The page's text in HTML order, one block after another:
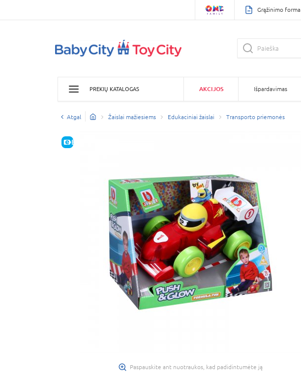
Grąžinimo forma
PREKIŲ KATALOGAS AKCIJOS Išpardavimas
Atgal Žaislai mažiesiems Edukaciniai žaislai Transporto priemonės
E-KAINA
Paspauskite ant nuotraukos, kad padidintumėte ją